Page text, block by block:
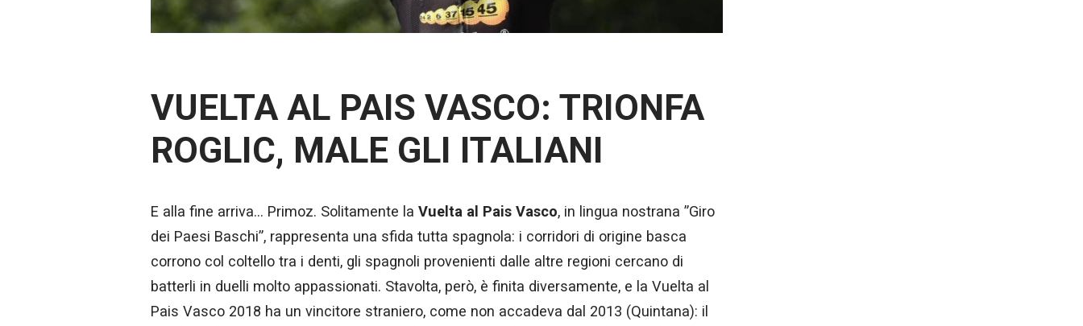
VUELTA AL PAIS VASCO: TRIONFA
ROGLIC, MALE GLI ITALIANI
E alla fine arriva… Primoz. Solitamente la Vuelta al Pais Vasco, in lingua nostrana ”Giro
dei Paesi Baschi”, rappresenta una sfida tutta spagnola: i corridori di origine basca
corrono col coltello tra i denti, gli spagnoli provenienti dalle altre regioni cercano di
batterli in duelli molto appassionati. Stavolta, però, è finita diversamente, e la Vuelta al
Pais Vasco 2018 ha un vincitore straniero, come non accadeva dal 2013 (Quintana): il